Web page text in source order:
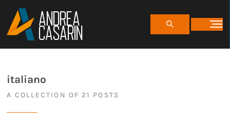
ANDREA
CASARIN
italiano
A COLLECTION OF 21 POSTS